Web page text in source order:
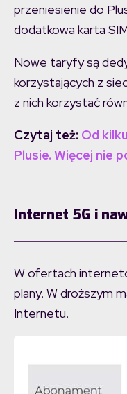
przeniesienie do
dodatkowa karta
Nowe taryfy są
korzystających z
z nich korzystać
Czytaj też: Od
Plusie. Więcej nie
Internet 5G i
W ofertach
plany. W droższym
Internetu.